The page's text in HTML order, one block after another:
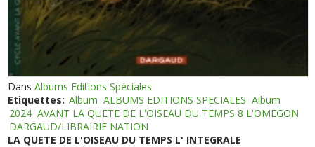
DansAlbums Editions Spéciales
Etiquettes: Album ALBUMS EDITIONS SPECIALES Album
2024 AVANT LA QUETE DE L'OISEAU DU TEMPS 8 L'OMEGON
DARGAUD/LIBRAIRIE NATION
LA QUETE DE L'OISEAU DU TEMPS L' INTEGRALE